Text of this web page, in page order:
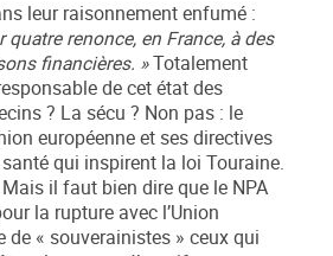
leur raisonnement enfumé :
quatre renonce, en France, à des
financières. »Totalement
de cet état des
? La sécu ? Non pas : le
européenne et ses directives
qui inspirent la loi Touraine.
Mais il faut bien dire que le NPA
la rupture avec l’Union
de « souverainistes » ceux qui